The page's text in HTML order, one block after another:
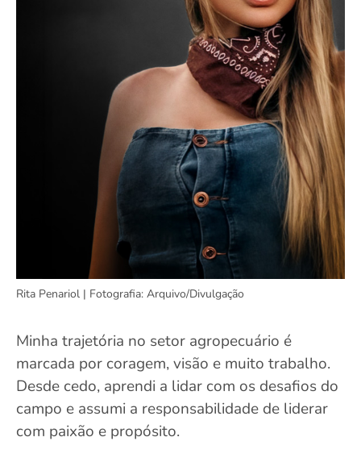
Rita Penariol | Fotografia: Arquivo/Divulgação
Minha trajetória no setor agropecuário é
marcada por coragem, visão e muito trabalho.
Desde cedo, aprendi a lidar com os desafios do
campo e assumi a responsabilidade de liderar
com paixão e propósito.